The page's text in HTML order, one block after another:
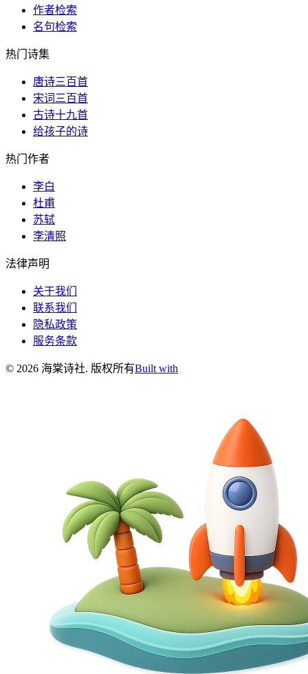
作者检索
名句检索
热门诗集
唐诗三百首
宋词三百首
古诗十九首
给孩子的诗
热门作者
李白
杜甫
苏轼
李清照
法律声明
关于我们
联系我们
隐私政策
服务条款
© 2026 海棠诗社. 版权所有Built with